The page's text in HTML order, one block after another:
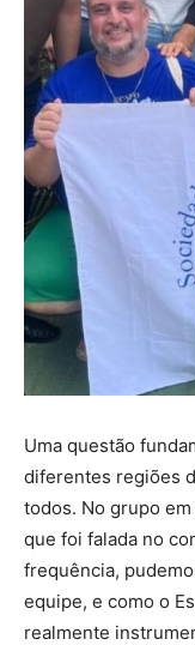
Uma questão
diferentes regiões
todos. No grupo
que foi falada no
frequência,
equipe, e como o
realmente